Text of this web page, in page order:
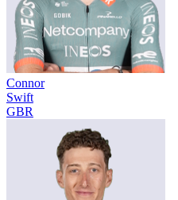
Connor
Swift
GBR